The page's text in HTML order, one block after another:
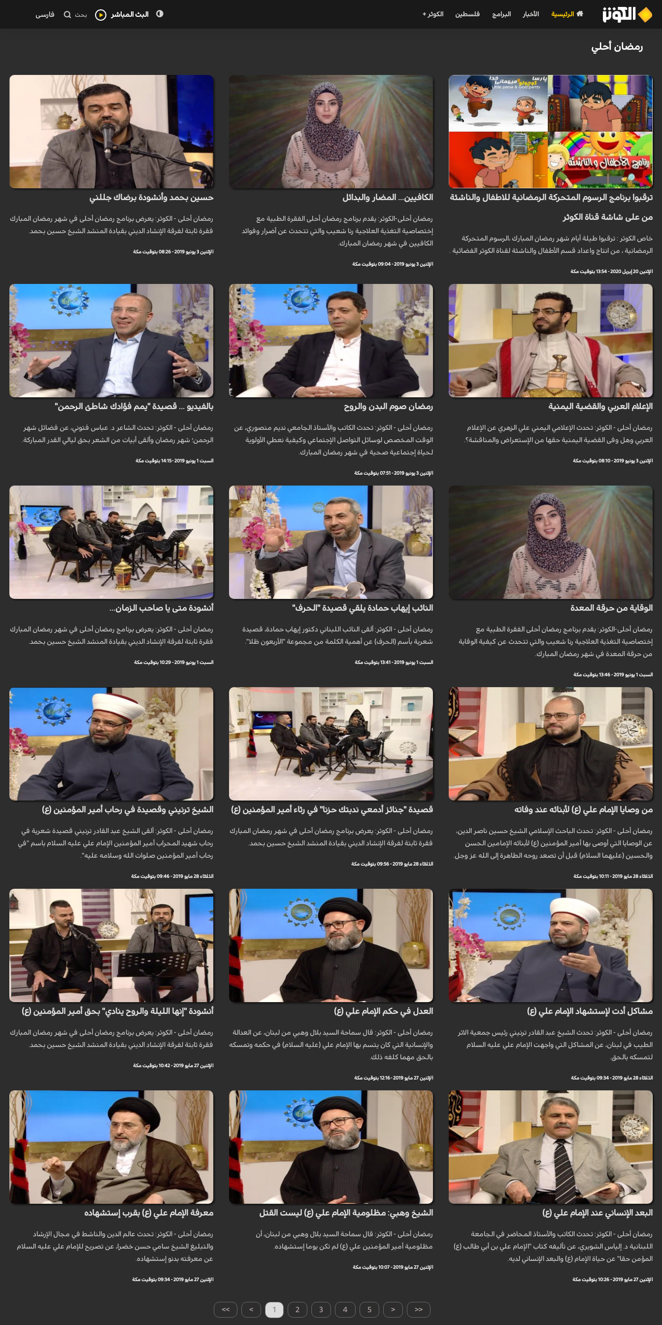
الرئيسية الأخبار البرامج فلسطين الكوثر + البث المباشر بحث فارسی
رمضان أحلي
ترقبوا برنامج الرسوم المتحركة الرمضانية للاطفال والناشئة
من على شاشة قناة الكوثر
خاص الكوثر : ترقبوا طيلة أيام شهر رمضان المبارك ،الرسوم المتحركة
الرمضانية ، من انتاج واعداد قسم الأطفال والناشئة لقناة الكوثر الفضائية .
الإثنين 20 إبريل 2020 - 13:54 بتوقيت مكة
الكافيين... المضار والبدائل
رمضان أحلى-الكوثر: يقدم برنامج رمضان أحلى الفقرة الطبية مع
إختصاصية التغذية العلاجية رنا شعيب والتي تتحدث عن أضرار وفوائد
الكافيين في شهر رمضان المبارك.
الإثنين 3 يونيو 2019 - 09:04 بتوقيت مكة
حسين بحمد وأنشودة برضاك جللني
رمضان أحلى - الكوثر: يعرض برنامج رمضان أحلى في شهر رمضان المبارك
فقرة ثابتة لفرقة الإنشاد الديني بقيادة المنشد الشيخ حسين بحمد.
الإثنين 3 يونيو 2019 - 08:26 بتوقيت مكة
الإعلام العربي والقضية اليمنية
رمضان أحلى - الكوثر: تحدث الإعلامي اليمني علي الزهري عن الإعلام
العربي وهل وفى القضية اليمنية حقها من الإستعراض والمناقشة؟.
الإثنين 3 يونيو 2019 - 08:10 بتوقيت مكة
رمضان صوم البدن والروح
رمضان أحلى - الكوثر: تحدث الكاتب والأستاذ الجامعي نديم منصوري، عن
الوقت المخصص لوسائل التواصل الإجتماعي وكيفية نعطي الأولوية
لحياة إجتماعية صحية في شهر رمضان المبارك.
الإثنين 3 يونيو 2019 - 07:51 بتوقيت مكة
بالفيديو ... قصيدة "يمم فؤادك شاطئ الرحمن"
رمضان أحلى - الكوثر: تحدث الشاعر د. عباس فتوني، عن فضائل شهر
الرحمن؛ شهر رمضان وألقى أبيات من الشعر بحق ليالي القدر المباركة.
السبت 1 يونيو 2019 - 14:15 بتوقيت مكة
الوقاية من حرقة المعدة
رمضان أحلى-الكوثر: يقدم برنامج رمضان أحلى الفقرة الطبية مع
إختصاصية التغذية العلاجية رنا شعيب والتي تتحدث عن كيفية الوقاية
من حرقة المعدة في شهر رمضان المبارك.
السبت 1 يونيو 2019 - 13:46 بتوقيت مكة
النائب إيهاب حمادة يلقي قصيدة "الحرف"
رمضان أحلى - الكوثر: ألقى النائب اللبناني دكتور إيهاب حمادة، قصيدة
شعرية بأسم (الحرف) عن أهمية الكلمة من مجموعة "الأربعون ظلا".
السبت 1 يونيو 2019 - 13:41 بتوقيت مكة
أنشودة متى يا صاحب الزمان...
رمضان أحلى - الكوثر: يعرض برنامج رمضان أحلى في شهر رمضان المبارك
فقرة ثابتة لفرقة الإنشاد الديني بقيادة المنشد الشيخ حسين بحمد.
السبت 1 يونيو 2019 - 10:29 بتوقيت مكة
من وصايا الإمام علي (ع) لأبنائه عند وفاته
رمضان أحلى - الكوثر: تحدث الباحث الإسلامي الشيخ حسين ناصر الدين،
عن الوصايا التي أوصى بها أمير المؤمنين (ع) لأبنائه الإمامين الحسن
والحسين (عليهما السلام) قبل أن تصعد روحه الطاهرة إلى الله عز وجل.
الثلاثاء 28 مايو 2019 - 10:11 بتوقيت مكة
قصيدة "جنائز أدمعي ندبتك حزنا" في رثاء أمير المؤمنين (ع)
رمضان أحلى - الكوثر: يعرض برنامج رمضان أحلى في شهر رمضان المبارك
فقرة ثابتة لفرقة الإنشاد الديني بقيادة المنشد الشيخ حسين بحمد.
الثلاثاء 28 مايو 2019 - 09:56 بتوقيت مكة
الشيخ ترنيني وقصيدة في رحاب أمير المؤمنين (ع)
رمضان أحلى - الكوثر: ألقى الشيخ عبد القادر ترنيني قصيدة شعرية في
رحاب شهيد المحراب أمير المؤمنين الإمام علي عليه السلام باسم "في
رحاب أمير المؤمنين صلوات الله وسلامه عليه".
الثلاثاء 28 مايو 2019 - 09:46 بتوقيت مكة
مشاكل أدت لإستشهاد الإمام علي (ع)
رمضان أحلى - الكوثر: تحدث الشيخ عبد القادر ترنيني رئيس جمعية الاثر
الطيب في لبنان، عن المشاكل التي واجهت الإمام علي عليه السلام
لتمسكه بالحق.
الثلاثاء 28 مايو 2019 - 09:34 بتوقيت مكة
العدل في حكم الإمام علي (ع)
رمضان أحلى - الكوثر: قال سماحة السيد بلال وهبي من لبنان، عن العدالة
والإنسانية التي كان يتسم بها الإمام علي (عليه السلام) في حكمه وتمسكه
بالحق مهما كلفه ذلك.
الإثنين 27 مايو 2019 - 12:16 بتوقيت مكة
أنشودة "إنها الليلة والروح ينادي" بحق أمير المؤمنين (ع)
رمضان أحلى - الكوثر: يعرض برنامج رمضان أحلى في شهر رمضان المبارك
فقرة ثابتة لفرقة الإنشاد الديني بقيادة المنشد الشيخ حسين بحمد.
الإثنين 27 مايو 2019 - 10:42 بتوقيت مكة
البعد الإنساني عند الإمام علي (ع)
رمضان أحلى - الكوثر: تحدث الكاتب والأستاذ المحاضر في الجامعة
اللبنانية د. إلياس الشويري، عن تأليفه كتاب "الإمام علي بن أبي طالب (ع)
المؤمن حقا" عن حياة الإمام (ع) والبعد الإنساني لديه.
الإثنين 27 مايو 2019 - 10:26 بتوقيت مكة
الشيخ وهبي: مظلومية الإمام علي (ع) ليست القتل
رمضان أحلى - الكوثر: قال سماحة السيد بلال وهبي من لبنان، أن
مظلومية أمير المؤمنين علي (ع) لم تكن يوما إستشهاده.
الإثنين 27 مايو 2019 - 10:07 بتوقيت مكة
معرفة الإمام علي (ع) بقرب إستشهاده
رمضان أحلى - الكوثر: تحدث عالم الدين والناشط في مجال الإرشاد
والتبليغ الشيخ سامي حسن خضرا، عن تصريح للإمام علي عليه السلام
عن معرفته بدنو إستشهاده.
الإثنين 27 مايو 2019 - 09:34 بتوقيت مكة
>> > 1 2 3 4 5 < <<